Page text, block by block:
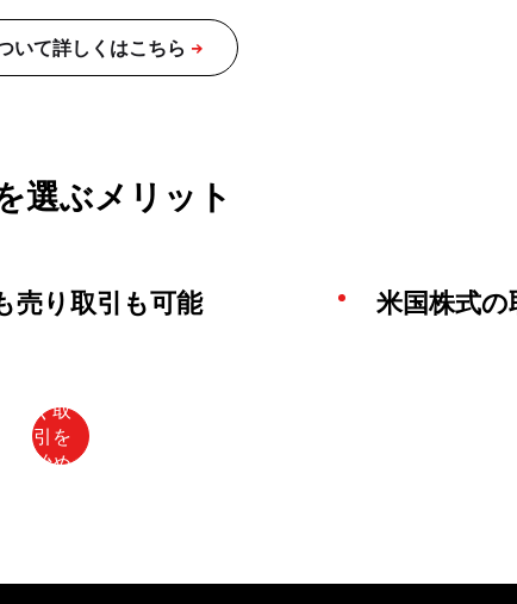
選ぶメリット
売り取引も可能 米国株式の